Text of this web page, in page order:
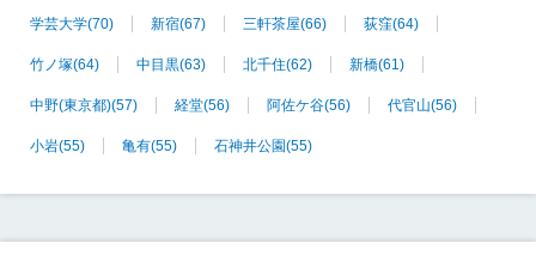
学芸大学(70) 新宿(67) 三軒茶屋(66) 荻窪(64)
竹ノ塚(64) 中目黒(63) 北千住(62) 新橋(61)
中野(東京都)(57) 経堂(56) 阿佐ケ谷(56) 代官山(56)
小岩(55) 亀有(55) 石神井公園(55)